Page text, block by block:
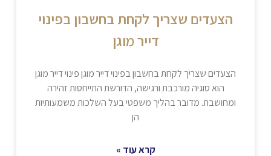
הצעדים שצריך לקחת בחשבון בפינוי
דייר מוגן
הצעדים שצריך לקחת בחשבון בפינוי דייר מוגן פינוי דייר מוגן
הוא סוגיה מורכבת ורגישה, הדורשת התייחסות זהירה
ומחושבת. מדובר בהליך משפטי בעל השלכות משמעותיות
הן
קרא עוד »